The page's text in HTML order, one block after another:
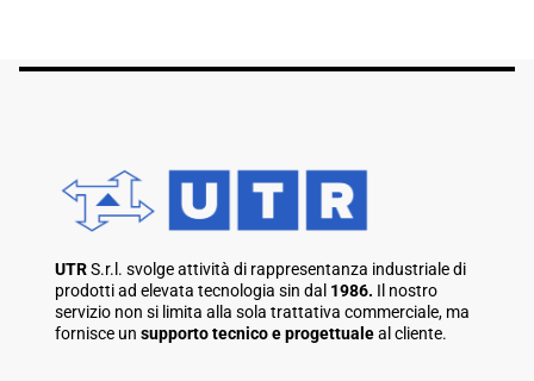
UTRS.r.l. svolge attività di rappresentanza industriale di
prodotti ad elevata tecnologia sin dal 1986. Il nostro
servizio non si limita alla sola trattativa commerciale, ma
fornisce un supporto tecnico e progettualeal cliente.